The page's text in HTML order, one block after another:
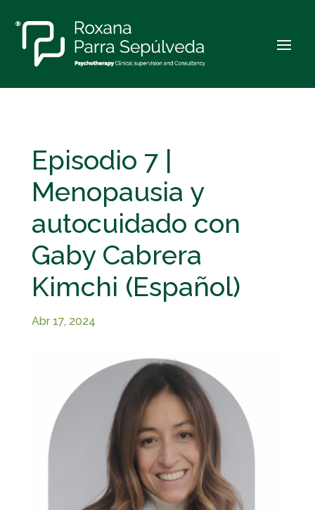
Episodio 7 |
Menopausia y
autocuidado con
Gaby Cabrera
Kimchi (Español)
Abr 17, 2024